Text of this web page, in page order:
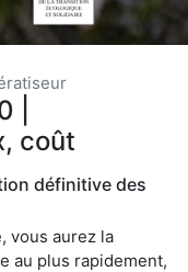
|
coût
définitive des
vous aurez la
au plus rapidement,